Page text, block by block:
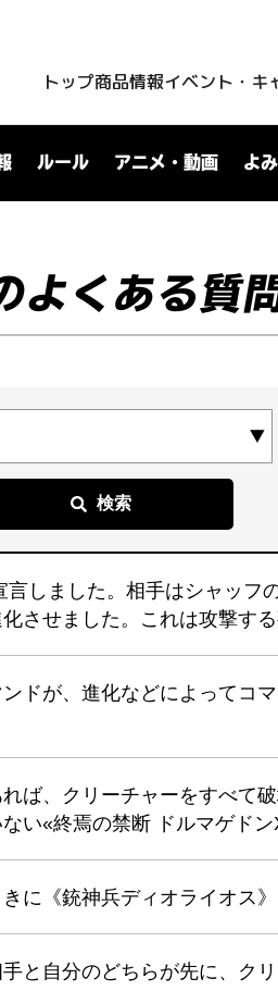
トップ商品情報イベント・キ
ルール アニメ・動画 よ
よくある質
しました。相手はシャッフ
させました。これは攻撃す
ドが、進化などによってコ
ば、クリーチャーをすべて
い«終焉の禁断 ドルマゲド
に《銃神兵ディオライオス
と自分のどちらが先に、ク